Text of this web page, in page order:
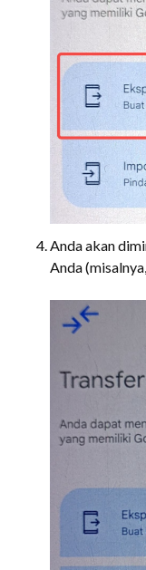
Anda akan
Anda